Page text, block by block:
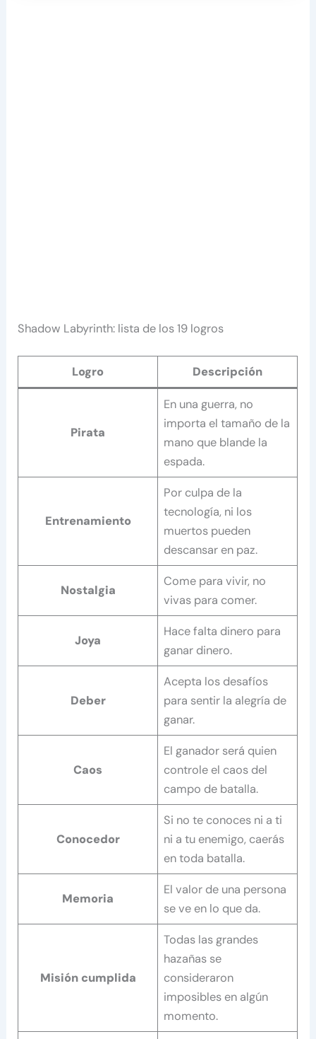
Shadow Labyrinth: lista de los 19 logros
Logro Descripción
Pirata
En una guerra, no
importa el tamaño de la
mano que blande la
espada.
Entrenamiento
Por culpa de la
tecnología, ni los
muertos pueden
descansar en paz.
Nostalgia
Come para vivir, no
vivas para comer.
Joya
Hace falta dinero para
ganar dinero.
Deber
Acepta los desafíos
para sentir la alegría de
ganar.
Caos
El ganador será quien
controle el caos del
campo de batalla.
Conocedor
Si no te conoces ni a ti
ni a tu enemigo, caerás
en toda batalla.
Memoria
El valor de una persona
se ve en lo que da.
Misión cumplida
Todas las grandes
hazañas se
consideraron
imposibles en algún
momento.